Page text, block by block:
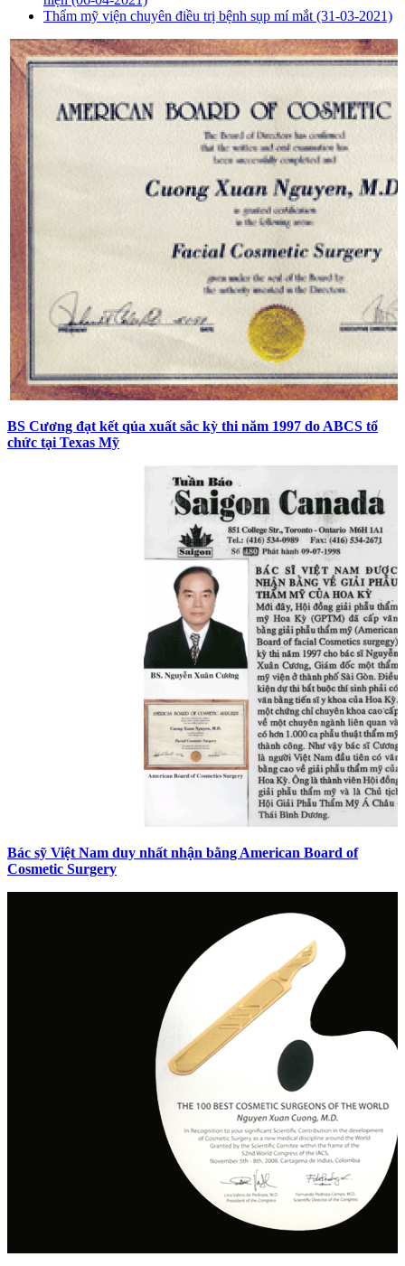
Thẩm mỹ viện chuyên điều trị bệnh sụp mí mắt(31-03-2021)
BS Cương đạt kết qủa xuất sắc kỳ thi năm 1997 do ABCS tổ
chức tại Texas Mỹ
Bác sỹ Việt Nam duy nhất nhận bằng American Board of
Cosmetic Surgery